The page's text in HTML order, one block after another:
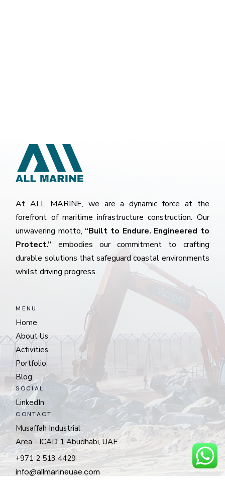
At ALL MARINE, we are a dynamic force at the
forefront of maritime infrastructure construction. Our
unwavering motto, “Built to Endure. Engineered to
Protect.” embodies our commitment to crafting
durable solutions that safeguard coastal environments
whilst driving progress.
MENU
Home
About Us
Activities
Portfolio
Blog
SOCIAL
LinkedIn
CONTACT
Musaffah Industrial
Area - ICAD 1 Abudhabi, UAE.
+971 2 513 4429
info@allmarineuae.com